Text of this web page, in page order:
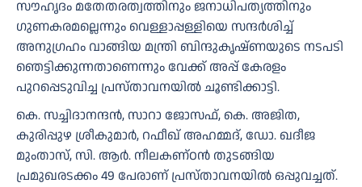
സൗഹൃദം മതേതരത്വത്തിനും ജനാധിപത്യത്തിനും
ഗുണകരമല്ലെന്നും വെള്ളാപ്പള്ളിയെ സന്ദർശിച്ച്
അനുഗ്രഹം വാങ്ങിയ മന്ത്രി ബിന്ദുകൃഷ്ണയുടെ നടപടി
ഞെട്ടിക്കുന്നതാണെന്നും വേക്ക് അപ്പ് കേരളം
പുറപ്പെടുവിച്ച പ്രസ്താവനയിൽ ചൂണ്ടിക്കാട്ടി.
കെ. സച്ചിദാനന്ദൻ, സാറാ ജോസഫ്, കെ. അജിത,
കുരിപ്പുഴ ശ്രീകുമാർ, റഫീഖ് അഹമ്മദ്, ഡോ. ഖദീജ
മുംതാസ്, സി. ആർ. നീലകണ്ഠൻ തുടങ്ങിയ
പ്രമുഖരടക്കം 49 പേരാണ് പ്രസ്താവനയിൽ ഒപ്പുവച്ചത്.